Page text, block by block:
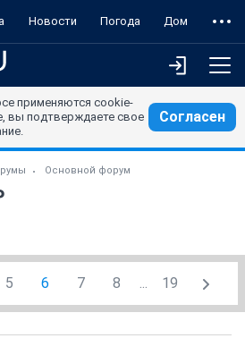
Новости Погода Дом
применяются cookie-
вы подтверждаете свое
Согласен
Основной форум
5 6 7 8 ... 19